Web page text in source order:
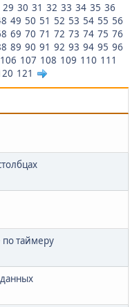
29 30 31 32 33 34 35 36
49 50 51 52 53 54 55 56
69 70 71 72 73 74 75 76
89 90 91 92 93 94 95 96
106 107 108 109 110 111
121
таймеру